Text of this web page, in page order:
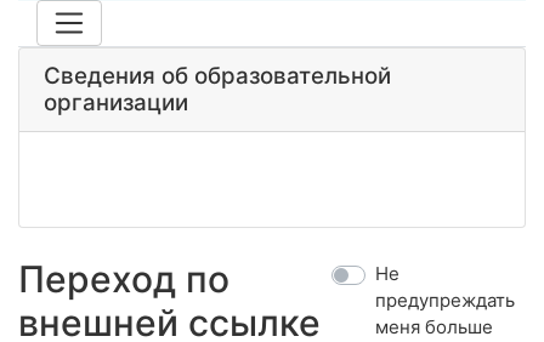
Сведения об образовательной
организации
Переход по
внешней ссылке
Не
предупреждать
меня больше